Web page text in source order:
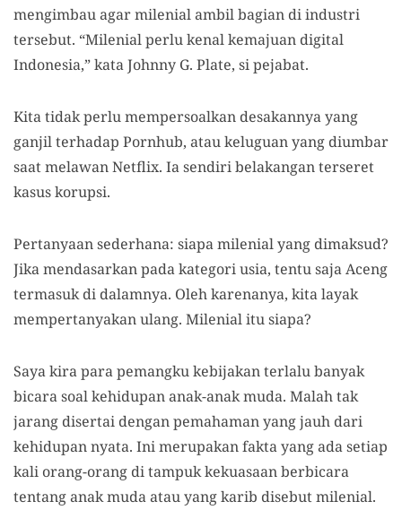
mengimbau agar milenial ambil bagian di industri
tersebut. “Milenial perlu kenal kemajuan digital
Indonesia,” kata Johnny G. Plate, si pejabat.
Kita tidak perlu mempersoalkan desakannya yang
ganjil terhadap Pornhub, atau keluguan yang diumbar
saat melawan Netflix. Ia sendiri belakangan terseret
kasus korupsi.
Pertanyaan sederhana: siapa milenial yang dimaksud?
Jika mendasarkan pada kategori usia, tentu saja Aceng
termasuk di dalamnya. Oleh karenanya, kita layak
mempertanyakan ulang. Milenial itu siapa?
Saya kira para pemangku kebijakan terlalu banyak
bicara soal kehidupan anak-anak muda. Malah tak
jarang disertai dengan pemahaman yang jauh dari
kehidupan nyata. Ini merupakan fakta yang ada setiap
kali orang-orang di tampuk kekuasaan berbicara
tentang anak muda atau yang karib disebut milenial.